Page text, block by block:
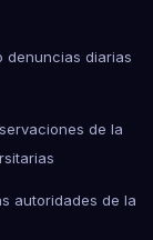
denuncias diarias
de la
autoridades de la